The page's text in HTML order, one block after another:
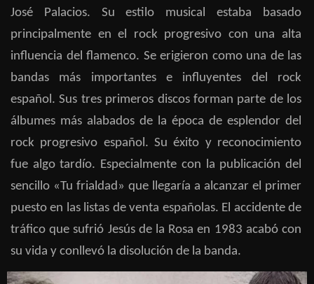
José Palacios. Su estilo musical estaba basado
principalmente en el rock progresivo con una alta
influencia del flamenco. Se erigieron como una de las
bandas más importantes e influyentes del rock
español. Sus tres primeros discos forman parte de los
álbumes más alabados de la época de esplendor del
rock progresivo español. Su éxito y reconocimiento
fue algo tardío. Especialmente con la publicación del
sencillo «Tu frialdad» que llegaría a alcanzar el primer
puesto en las listas de venta españolas. El accidente de
tráfico que sufrió Jesús de la Rosa en 1983 acabó con
su vida y conllevó la disolución de la banda.